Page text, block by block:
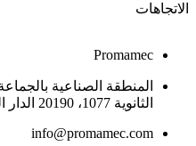
الاتجاهات
Promamec
الثانوية 1077، 20190 الدار البيضاء
info@promamec.com